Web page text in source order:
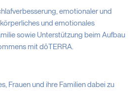
emotionaler und
und emotionales
sowie Unterstützung beim Aufbau
mit dōTERRA.
Frauen und ihre Familien dabei zu